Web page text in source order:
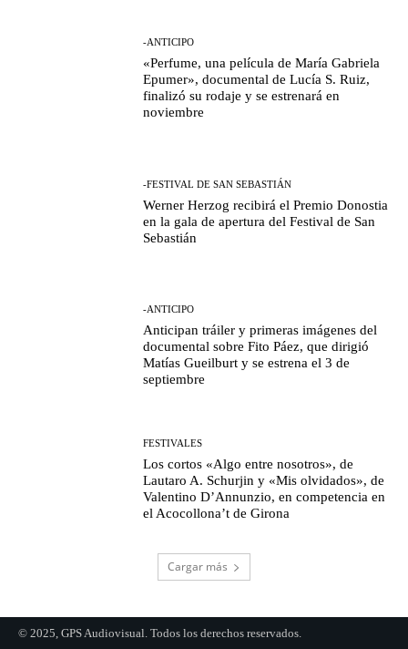
-ANTICIPO
«Perfume, una película de María Gabriela
Epumer», documental de Lucía S. Ruiz,
finalizó su rodaje y se estrenará en
noviembre
-FESTIVAL DE SAN SEBASTIÁN
Werner Herzog recibirá el Premio Donostia
en la gala de apertura del Festival de San
Sebastián
-ANTICIPO
Anticipan tráiler y primeras imágenes del
documental sobre Fito Páez, que dirigió
Matías Gueilburt y se estrena el 3 de
septiembre
FESTIVALES
Los cortos «Algo entre nosotros», de
Lautaro A. Schurjin y «Mis olvidados», de
Valentino D’Annunzio, en competencia en
el Acocollona’t de Girona
Cargar más
© 2025, GPS Audiovisual. Todos los derechos reservados.